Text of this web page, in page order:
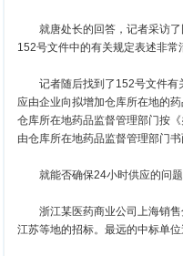
就唐处长的回答，记者采访了
152号文件中的有关规定表述非常
记者随后找到了152号文件有关
应由企业向拟增加仓库所在地的
仓库所在地药品监督管理部门按
由仓库所在地药品监督管理部门
就能否确保24小时供应的问题
浙江某医药商业公司上海销售
江苏等地的招标。最远的中标单